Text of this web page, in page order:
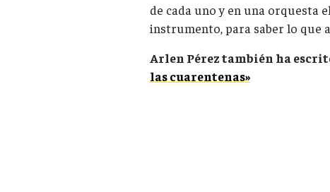
de cada uno y en una orquesta
instrumento, para saber lo que
Arlen Pérez también ha
las cuarentenas»